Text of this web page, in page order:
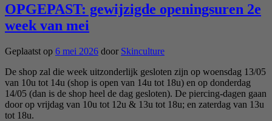
OPGEPAST: gewijzigde openingsuren 2e
week van mei
Geplaatst op 6 mei 2026 door Skinculture
De shop zal die week uitzonderlijk gesloten zijn op woensdag 13/05
van 10u tot 14u (shop is open van 14u tot 18u) en op donderdag
14/05 (dan is de shop heel de dag gesloten). De piercing-dagen gaan
door op vrijdag van 10u tot 12u & 13u tot 18u; en zaterdag van 13u
tot 18u.